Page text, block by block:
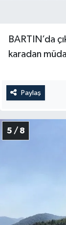
BARTIN’da
karadan
Paylaş
5 / 8